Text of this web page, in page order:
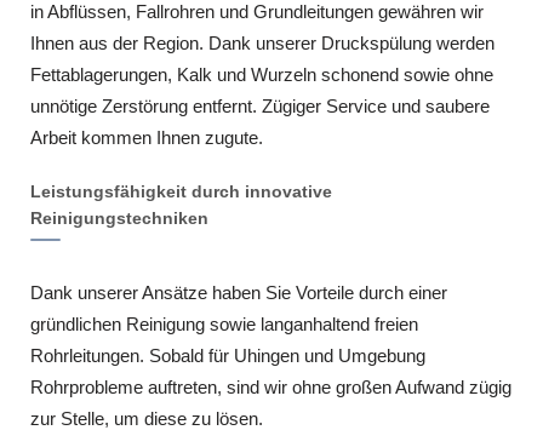
in Abflüssen, Fallrohren und Grundleitungen gewähren wir
Ihnen aus der Region. Dank unserer Druckspülung werden
Fettablagerungen, Kalk und Wurzeln schonend sowie ohne
unnötige Zerstörung entfernt. Zügiger Service und saubere
Arbeit kommen Ihnen zugute.
Leistungsfähigkeit durch innovative
Reinigungstechniken
Dank unserer Ansätze haben Sie Vorteile durch einer
gründlichen Reinigung sowie langanhaltend freien
Rohrleitungen. Sobald für Uhingen und Umgebung
Rohrprobleme auftreten, sind wir ohne großen Aufwand zügig
zur Stelle, um diese zu lösen.